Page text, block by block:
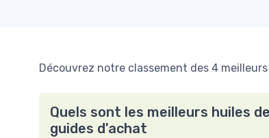
Découvrez notre classement des 4
Quels sont les meilleurs huiles
guides d'achat